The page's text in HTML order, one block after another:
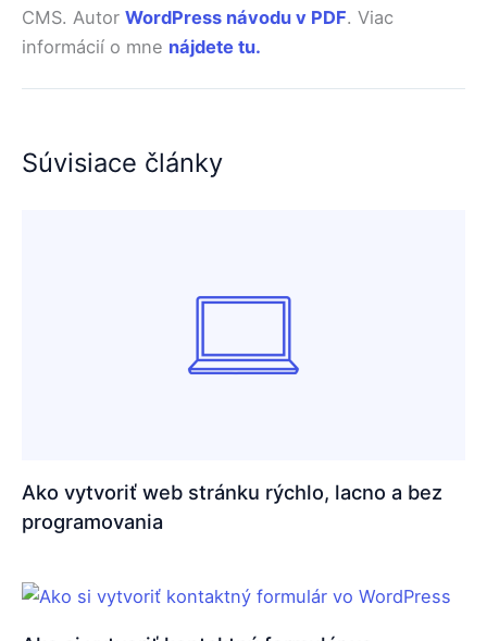
CMS. Autor WordPress návodu v PDF. Viac
informácií o mne nájdete tu.
Súvisiace články
Ako vytvoriť web stránku rýchlo, lacno a bez
programovania